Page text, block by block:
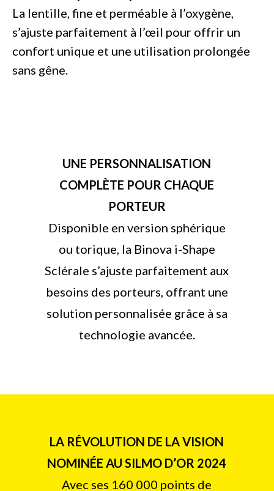
La lentille, fine et perméable à l’oxygène,
s’ajuste parfaitement à l’œil pour offrir un
confort unique et une utilisation prolongée
sans gêne.
UNE PERSONNALISATION
COMPLÈTE POUR CHAQUE
PORTEUR
Disponible en version sphérique
ou torique, la Binova i-Shape
Sclérale s’ajuste parfaitement aux
besoins des porteurs, offrant une
solution personnalisée grâce à sa
technologie avancée.
LA RÉVOLUTION DE LA VISION
NOMINÉE AU SILMO D’OR 2024
Avec ses 160 000 points de